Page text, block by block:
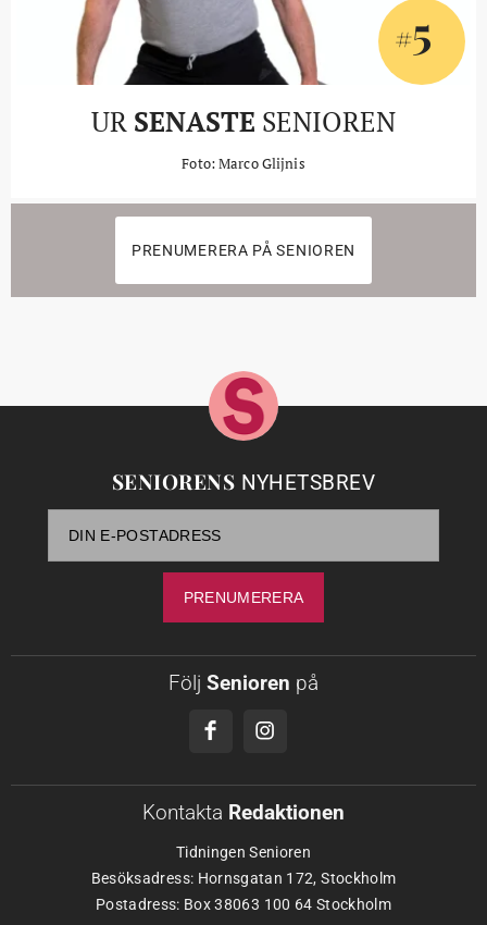
#5
UR SENASTE SENIOREN
Foto: Marco Glijnis
PRENUMERERA PÅ SENIOREN
SENIORENS NYHETSBREV
Följ Senioren på
Kontakta Redaktionen
Tidningen Senioren
Besöksadress: Hornsgatan 172, Stockholm
Postadress: Box 38063 100 64 Stockholm